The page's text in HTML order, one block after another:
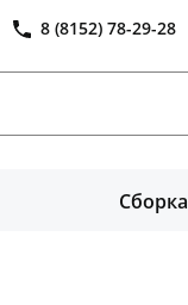
8 (8152) 78-29-28
Сборка